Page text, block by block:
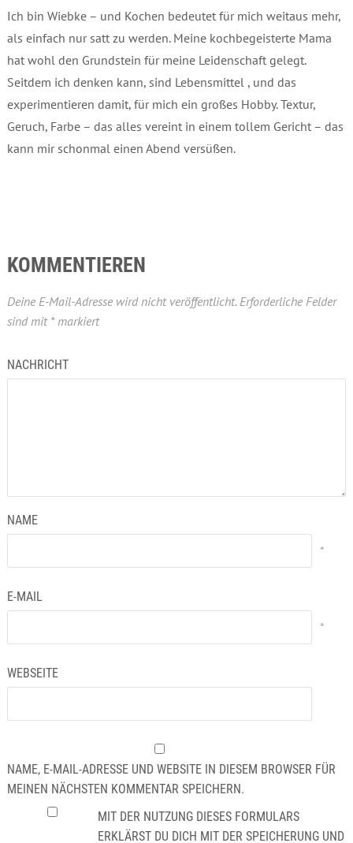
Ich bin Wiebke – und Kochen bedeutet für mich weitaus mehr,
als einfach nur satt zu werden. Meine kochbegeisterte Mama
hat wohl den Grundstein für meine Leidenschaft gelegt.
Seitdem ich denken kann, sind Lebensmittel , und das
experimentieren damit, für mich ein großes Hobby. Textur,
Geruch, Farbe – das alles vereint in einem tollem Gericht – das
kann mir schonmal einen Abend versüßen.
KOMMENTIEREN
Deine E-Mail-Adresse wird nicht veröffentlicht. Erforderliche Felder
sind mit *markiert
NACHRICHT
NAME
*
E-MAIL
*
WEBSEITE
NAME, E-MAIL-ADRESSE UND WEBSITE IN DIESEM BROWSER FÜR
MEINEN NÄCHSTEN KOMMENTAR SPEICHERN.
MIT DER NUTZUNG DIESES FORMULARS
ERKLÄRST DU DICH MIT DER SPEICHERUNG UND